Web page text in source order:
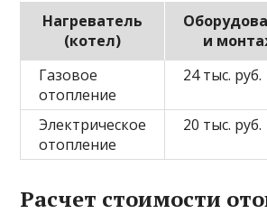
Нагреватель
(котел)
и
Газовое
отопление
24 тыс. руб.
Электрическое
отопление
20 тыс. руб.
Расчет стоимости